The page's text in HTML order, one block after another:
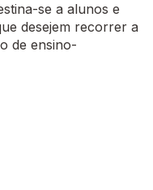
se a alunos e
desejem recorrer a
de ensino-